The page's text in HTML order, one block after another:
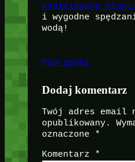
kąpielowego
i wygodne
wodą!
Poprzedni
Dodaj komentarz
Twój adres email
opublikowany.
oznaczone
*
Komentarz *